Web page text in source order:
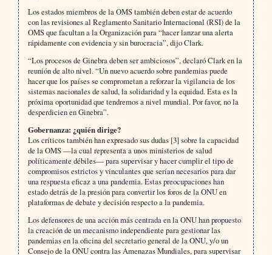
Los estados miembros de la OMS también deben estar de acuerdo
con las revisiones al Reglamento Sanitario Internacional (RSI) de la
OMS que facultan a la Organización para “hacer lanzar una alerta
rápidamente con evidencia y sin burocracia”, dijo Clark.
“Los procesos de Ginebra deben ser ambiciosos”, declaró Clark en la
reunión de alto nivel. “Un nuevo acuerdo sobre pandemias puede
hacer que los países se comprometan a reforzar la vigilancia de los
sistemas nacionales de salud, la solidaridad y la equidad. Esta es la
próxima oportunidad que tendremos a nivel mundial. Por favor, no la
desperdicien en Ginebra”.
Gobernanza: ¿quién dirige?
Los críticos también han expresado sus dudas [3] sobre la capacidad
de la OMS —la cual representa a unos ministerios de salud
políticamente débiles— para supervisar y hacer cumplir el tipo de
compromisos estrictos y vinculantes que serían necesarios para dar
una respuesta eficaz a una pandemia. Estas preocupaciones han
estado detrás de la presión para convertir los foros de la ONU en
plataformas de debate y decisión respecto a la pandemia.
Los defensores de una acción más centrada en la ONU han propuesto
la creación de un mecanismo independiente para gestionar las
pandemias en la oficina del secretario general de la ONU, y/o un
Consejo de la ONU contra las Amenazas Mundiales, para supervisar